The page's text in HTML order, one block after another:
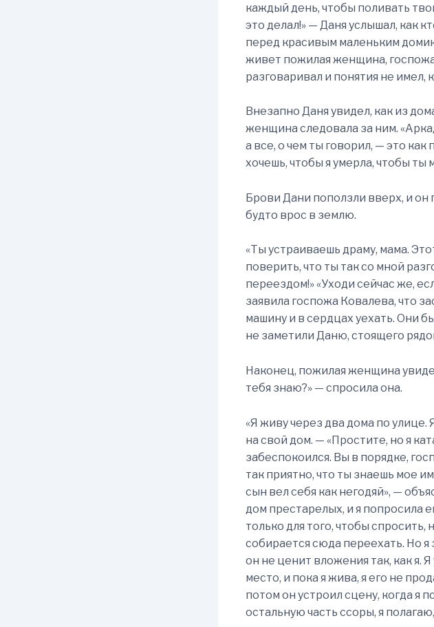
каждый день, чтобы поливать
это делал!» — Даня услышал, как
перед красивым маленьким
живет пожилая женщина,
разговаривал и понятия не имел,
Внезапно Даня увидел, как из
женщина следовала за ним.
а все, о чем ты говорил, — это
хочешь, чтобы я умерла, чтобы ты
Брови Дани поползли вверх, и он
будто врос в землю.
«Ты устраиваешь драму, мама.
поверить, что ты так со мной
переездом!» «Уходи сейчас же,
заявила госпожа Ковалева, что
машину и в сердцах уехать. Они
не заметили Даню, стоящего
Наконец, пожилая женщина
тебя знаю?» — спросила она.
«Я живу через два дома по улице.
на свой дом. — «Простите, но я
забеспокоился. Вы в порядке,
так приятно, что ты знаешь мое
сын вел себя как негодяй», —
дом престарелых, и я попросила
только для того, чтобы спросить,
собирается сюда переехать. Но я
он не ценит вложения так, как я.
место, и пока я жива, я его не
потом он устроил сцену, когда я
остальную часть ссоры, я